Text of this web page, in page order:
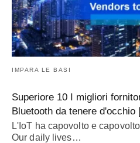
IMPARA LE BASI
Superiore 10 I migliori
Bluetooth da tenere d'occhio
L'IoT ha capovolto e
Our daily lives…